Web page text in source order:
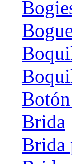
Brida
Brida